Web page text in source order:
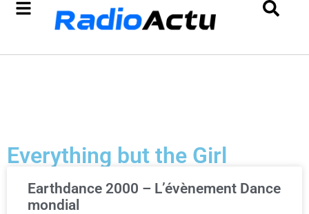
Everything but the Girl
Earthdance 2000 – L’évènement Dance
mondial